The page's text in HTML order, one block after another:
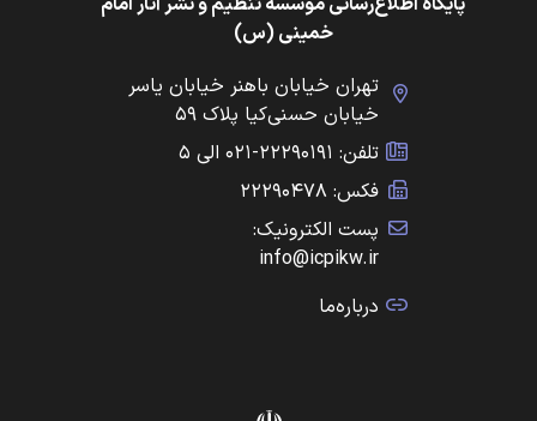
خمینی (س)
تهران خیابان باهنر خیابان یاسر
خیابان حسنی‌کیا پلاک ۵۹
تلفن: ۲۲۲۹۰۱۹۱-۰۲۱ الی ۵
فکس: ۲۲۲۹۰۴۷۸
پست الکترونیک:
info@icpikw.ir
درباره‌ما